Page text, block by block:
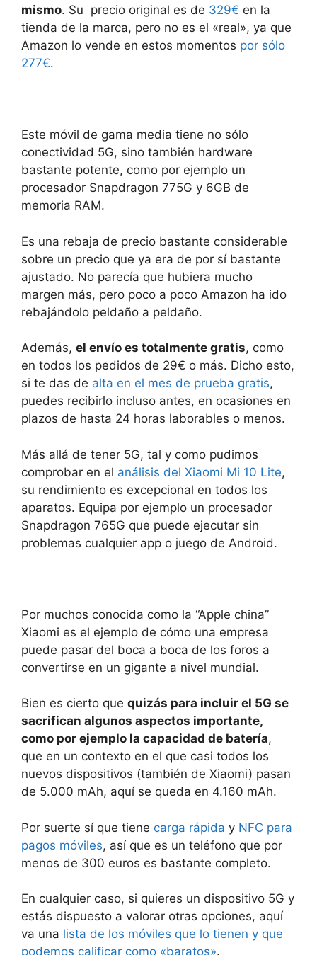
mismo. Su precio original es de 329€ en la
tienda de la marca, pero no es el «real», ya que
Amazon lo vende en estos momentos por sólo
277€.
Este móvil de gama media tiene no sólo
conectividad 5G, sino también hardware
bastante potente, como por ejemplo un
procesador Snapdragon 775G y 6GB de
memoria RAM.
Es una rebaja de precio bastante considerable
sobre un precio que ya era de por sí bastante
ajustado. No parecía que hubiera mucho
margen más, pero poco a poco Amazon ha ido
rebajándolo peldaño a peldaño.
Además, el envío es totalmente gratis, como
en todos los pedidos de 29€ o más. Dicho esto,
si te das de alta en el mes de prueba gratis,
puedes recibirlo incluso antes, en ocasiones en
plazos de hasta 24 horas laborables o menos.
Más allá de tener 5G, tal y como pudimos
comprobar en el análisis del Xiaomi Mi 10 Lite,
su rendimiento es excepcional en todos los
aparatos. Equipa por ejemplo un procesador
Snapdragon 765G que puede ejecutar sin
problemas cualquier app o juego de Android.
Por muchos conocida como la “Apple china”
Xiaomi es el ejemplo de cómo una empresa
puede pasar del boca a boca de los foros a
convertirse en un gigante a nivel mundial.
Bien es cierto que quizás para incluir el 5G se
sacrifican algunos aspectos importante,
como por ejemplo la capacidad de batería,
que en un contexto en el que casi todos los
nuevos dispositivos (también de Xiaomi) pasan
de 5.000 mAh, aquí se queda en 4.160 mAh.
Por suerte sí que tiene carga rápida y NFC para
pagos móviles, así que es un teléfono que por
menos de 300 euros es bastante completo.
En cualquier caso, si quieres un dispositivo 5G y
estás dispuesto a valorar otras opciones, aquí
va una lista de los móviles que lo tienen y que
podemos calificar como «baratos».